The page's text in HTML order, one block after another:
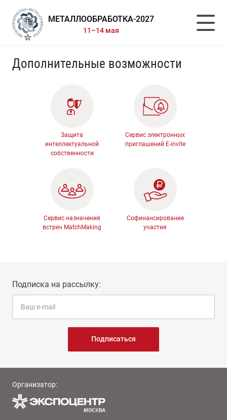
МЕТАЛЛООБРАБОТКА-2027
11–14 мая
Дополнительные возможности
Защита
интеллектуальной
собственности
Сервис электронных
приглашений E-invite
Сервис назначения
встреч MatchMaking
Софинансирование
участия
Подписка на рассылку:
Подписаться
Организатор: